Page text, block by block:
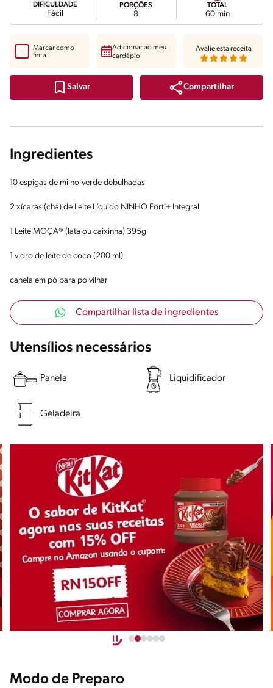
DIFICULDADE
Fácil
PORÇÕES
8
TOTAL
60 min
Salvar Compartilhar
Marcar como
feita
Adicionar ao meu
cardápio
Avalie esta receita
Ingredientes
10 espigas de milho-verde debulhadas
2 xícaras (chá) de Leite Líquido NINHO Forti+ Integral
1 Leite MOÇA® (lata ou caixinha) 395g
1 vidro de leite de coco (200 ml)
canela em pó para polvilhar
Compartilhar lista de ingredientes
Utensílios necessários
Panela Liquidificador
Geladeira
Modo de Preparo